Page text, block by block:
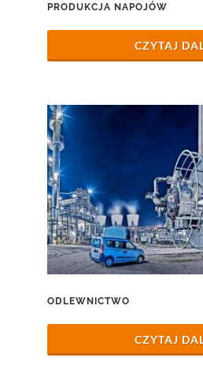
PRODUKCJA NAPOJÓW
CZYTAJ
ODLEWNICTWO
CZYTAJ